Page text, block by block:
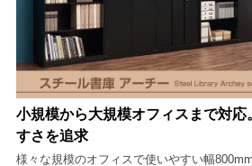
小規模から大規模オフィスまで対応
すさを追求
様々な規模のオフィスで使いやすい幅